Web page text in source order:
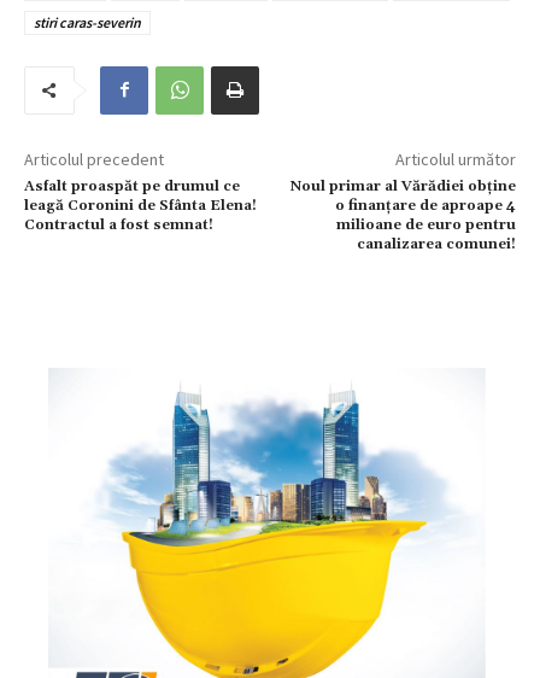
stiri caras-severin
Articolul precedent
Asfalt proaspăt pe drumul ce
leagă Coronini de Sfânta Elena!
Contractul a fost semnat!
Articolul următor
Noul primar al Vărădiei obține
o finanțare de aproape 4
milioane de euro pentru
canalizarea comunei!